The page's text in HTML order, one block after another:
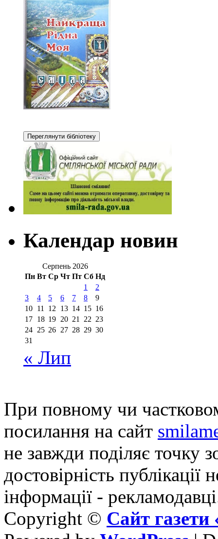
Календар новин
Серпень 2026
Пн Вт Ср Чт Пт Сб Нд
1
2
3
4 5 6 7 8
9
10 11 12 13 14 15 16
17 18 19 20 21 22 23
24 25 26 27 28 29 30
31
« Лип
При повному чи
посилання на сайт
не завжди поділяє точку
достовірність публікації
інформації -
Copyright © Сайт